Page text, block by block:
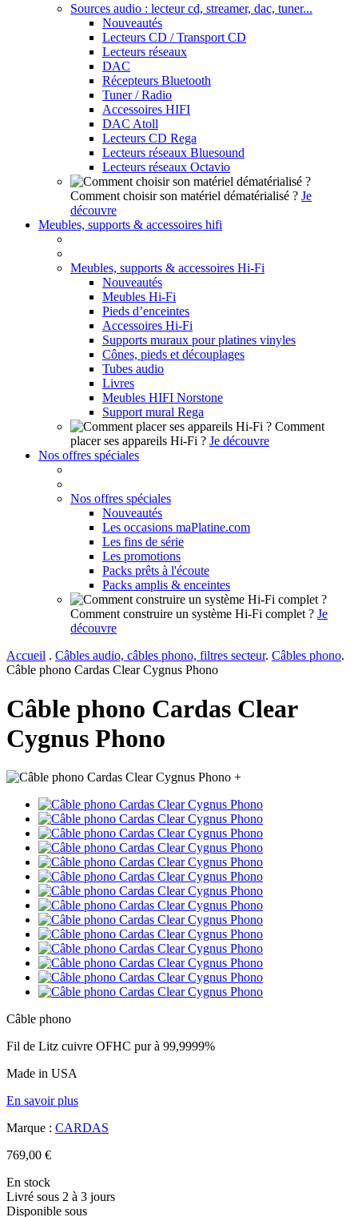
Sources audio : lecteur cd, streamer, dac, tuner...
Nouveautés
Lecteurs CD / Transport CD
Lecteurs réseaux
DAC
Récepteurs Bluetooth
Tuner / Radio
Accessoires HIFI
DAC Atoll
Lecteurs CD Rega
Lecteurs réseaux Bluesound
Lecteurs réseaux Octavio
Comment choisir son matériel dématérialisé ? Je
découvre
Meubles, supports & accessoires hifi
Meubles, supports & accessoires Hi-Fi
Nouveautés
Meubles Hi-Fi
Pieds d’enceintes
Accessoires Hi-Fi
Supports muraux pour platines vinyles
Cônes, pieds et découplages
Tubes audio
Livres
Meubles HIFI Norstone
Support mural Rega
Comment
placer ses appareils Hi-Fi ? Je découvre
Nos offres spéciales
Nos offres spéciales
Nouveautés
Les occasions maPlatine.com
Les fins de série
Les promotions
Packs prêts à l'écoute
Packs amplis & enceintes
Comment construire un système Hi-Fi complet ? Je
découvre
Accueil . Câbles audio, câbles phono, filtres secteur. Câbles phono.
Câble phono Cardas Clear Cygnus Phono
Câble phono Cardas Clear
Cygnus Phono
+
Câble phono
Fil de Litz cuivre OFHC pur à 99,9999%
Made in USA
En savoir plus
Marque : CARDAS
769,00 €
En stock
Livré sous 2 à 3 jours
Disponible sous